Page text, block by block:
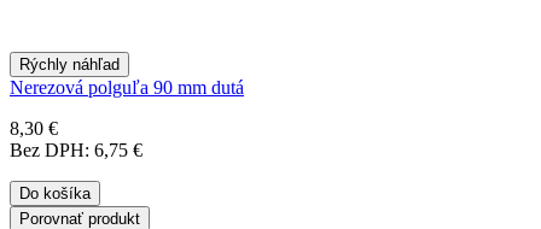
Rýchly náhľad
Nerezová polguľa 90 mm dutá
8,30 €
Bez DPH: 6,75 €
Do košíka
Porovnať produkt